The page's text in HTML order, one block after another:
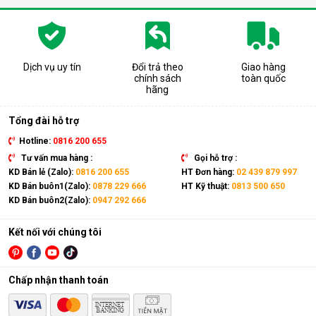
gas, bảng điều khiển,... giống như một chiếc điều hòa thông
thường.
Có thể coi điều hòa di động là phiên bản thu nhỏ của điều hòa
tủ đứng nhưng với thiết kế cục nóng và cục lạnh trên cùng 1
thiết bị. Sản phẩm có kích thước gọn nhẹ, kết hợp cùng bánh
xe và tay cầm nên có thể dễ dàng di chuyển tới mọi vị trí trong
Dịch vụ uy tín
Đổi trả theo
chính sách
hãng
Giao hàng
toàn quốc
Tổng đài hỗ trợ
Hotline: 0816 200 655
Tư vấn mua hàng :
KD Bán lẻ (Zalo): 0816 200 655
KD Bán buôn1(Zalo): 0878 229 666
KD Bán buôn2(Zalo): 0947 292 666
Gọi hỗ trợ :
HT Đơn hàng: 02 439 879 997
HT Kỹ thuật: 0813 500 650
Kết nối với chúng tôi
Chấp nhận thanh toán